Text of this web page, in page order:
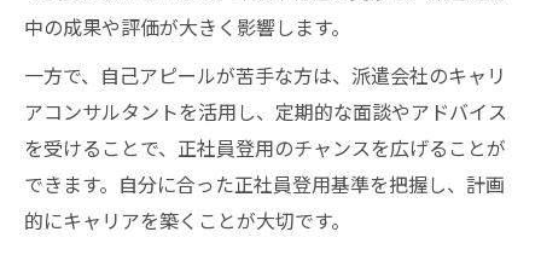
中の成果や評価が大きく影響します。
一方で、自己アピールが苦手な方は、派遣会社のキャリ
アコンサルタントを活用し、定期的な面談やアドバイス
を受けることで、正社員登用のチャンスを広げることが
できます。自分に合った正社員登用基準を把握し、計画
的にキャリアを築くことが大切です。